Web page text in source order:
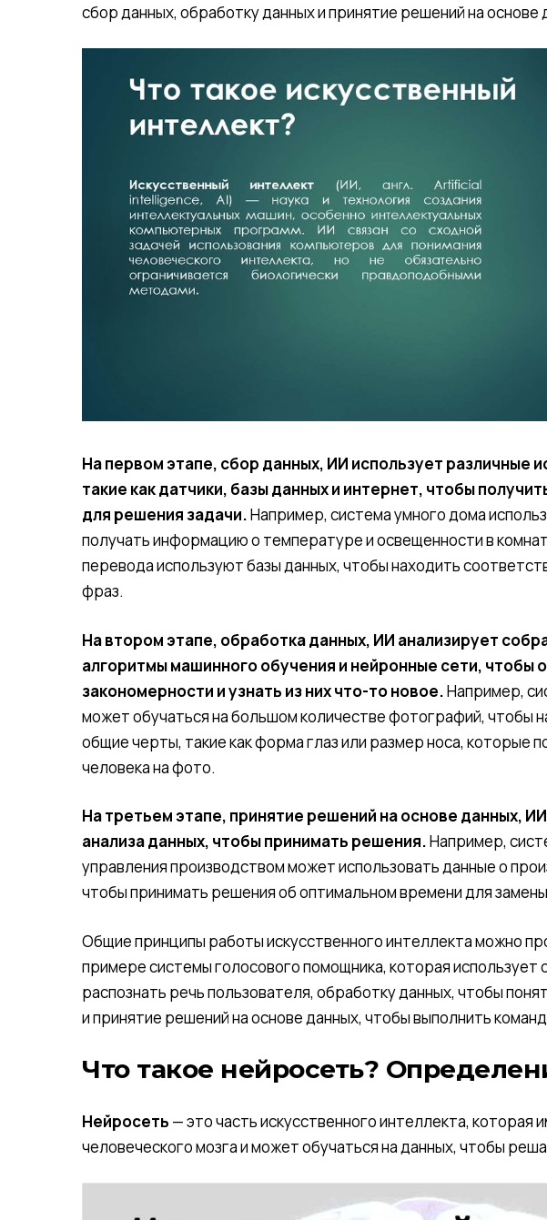
сбор данных, обработку данных и принятие решений на основе
На первом этапе, сбор данных, ИИ использует различные
такие как датчики, базы данных и интернет, чтобы
для решения задачи.Например, система умного дома
получать информацию о температуре и освещенности в
перевода используют базы данных, чтобы находить
фраз.
На втором этапе, обработка данных, ИИ анализирует
алгоритмы машинного обучения и нейронные сети, чтобы
закономерности и узнать из них что-то новое.Например,
может обучаться на большом количестве фотографий, чтобы
общие черты, такие как форма глаз или размер носа, которые
человека на фото.
На третьем этапе, принятие решений на основе данных,
анализа данных, чтобы принимать решения.Например,
управления производством может использовать данные о
чтобы принимать решения об оптимальном времени для
Общие принципы работы искусственного интеллекта можно
примере системы голосового помощника, которая использует
распознать речь пользователя, обработку данных, чтобы
и принятие решений на основе данных, чтобы выполнить
Что такое нейросеть?
Нейросеть — это часть искусственного интеллекта, которая
человеческого мозга и может обучаться на данных, чтобы